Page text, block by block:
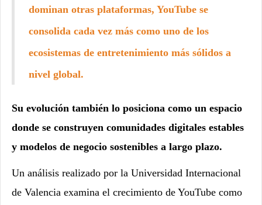
dominan otras plataformas, YouTube se
consolida cada vez más como uno de los
ecosistemas de entretenimiento más sólidos a
nivel global.
Su evolución también lo posiciona como un espacio
donde se construyen comunidades digitales estables
y modelos de negocio sostenibles a largo plazo.
Un análisis realizado por la Universidad Internacional
de Valencia examina el crecimiento de YouTube como